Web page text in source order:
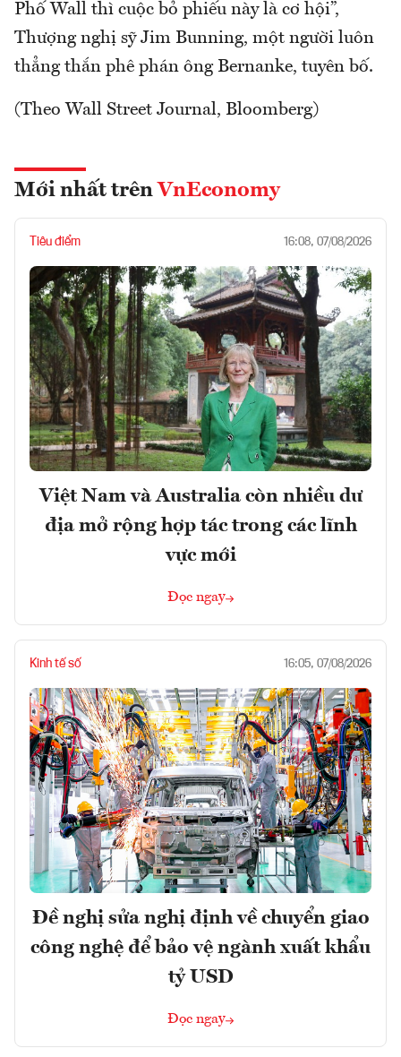
Phố Wall thì cuộc bỏ phiếu này là cơ hội”,
Thượng nghị sỹ Jim Bunning, một người luôn
thẳng thắn phê phán ông Bernanke, tuyên bố.
(Theo Wall Street Journal, Bloomberg)
Mới nhất trên VnEconomy
Tiêu điểm 16:08, 07/08/2026
Việt Nam và Australia còn nhiều dư
địa mở rộng hợp tác trong các lĩnh
vực mới
Đọc ngay
Kinh tế số 16:05, 07/08/2026
Đề nghị sửa nghị định về chuyển giao
công nghệ để bảo vệ ngành xuất khẩu
tỷ USD
Đọc ngay